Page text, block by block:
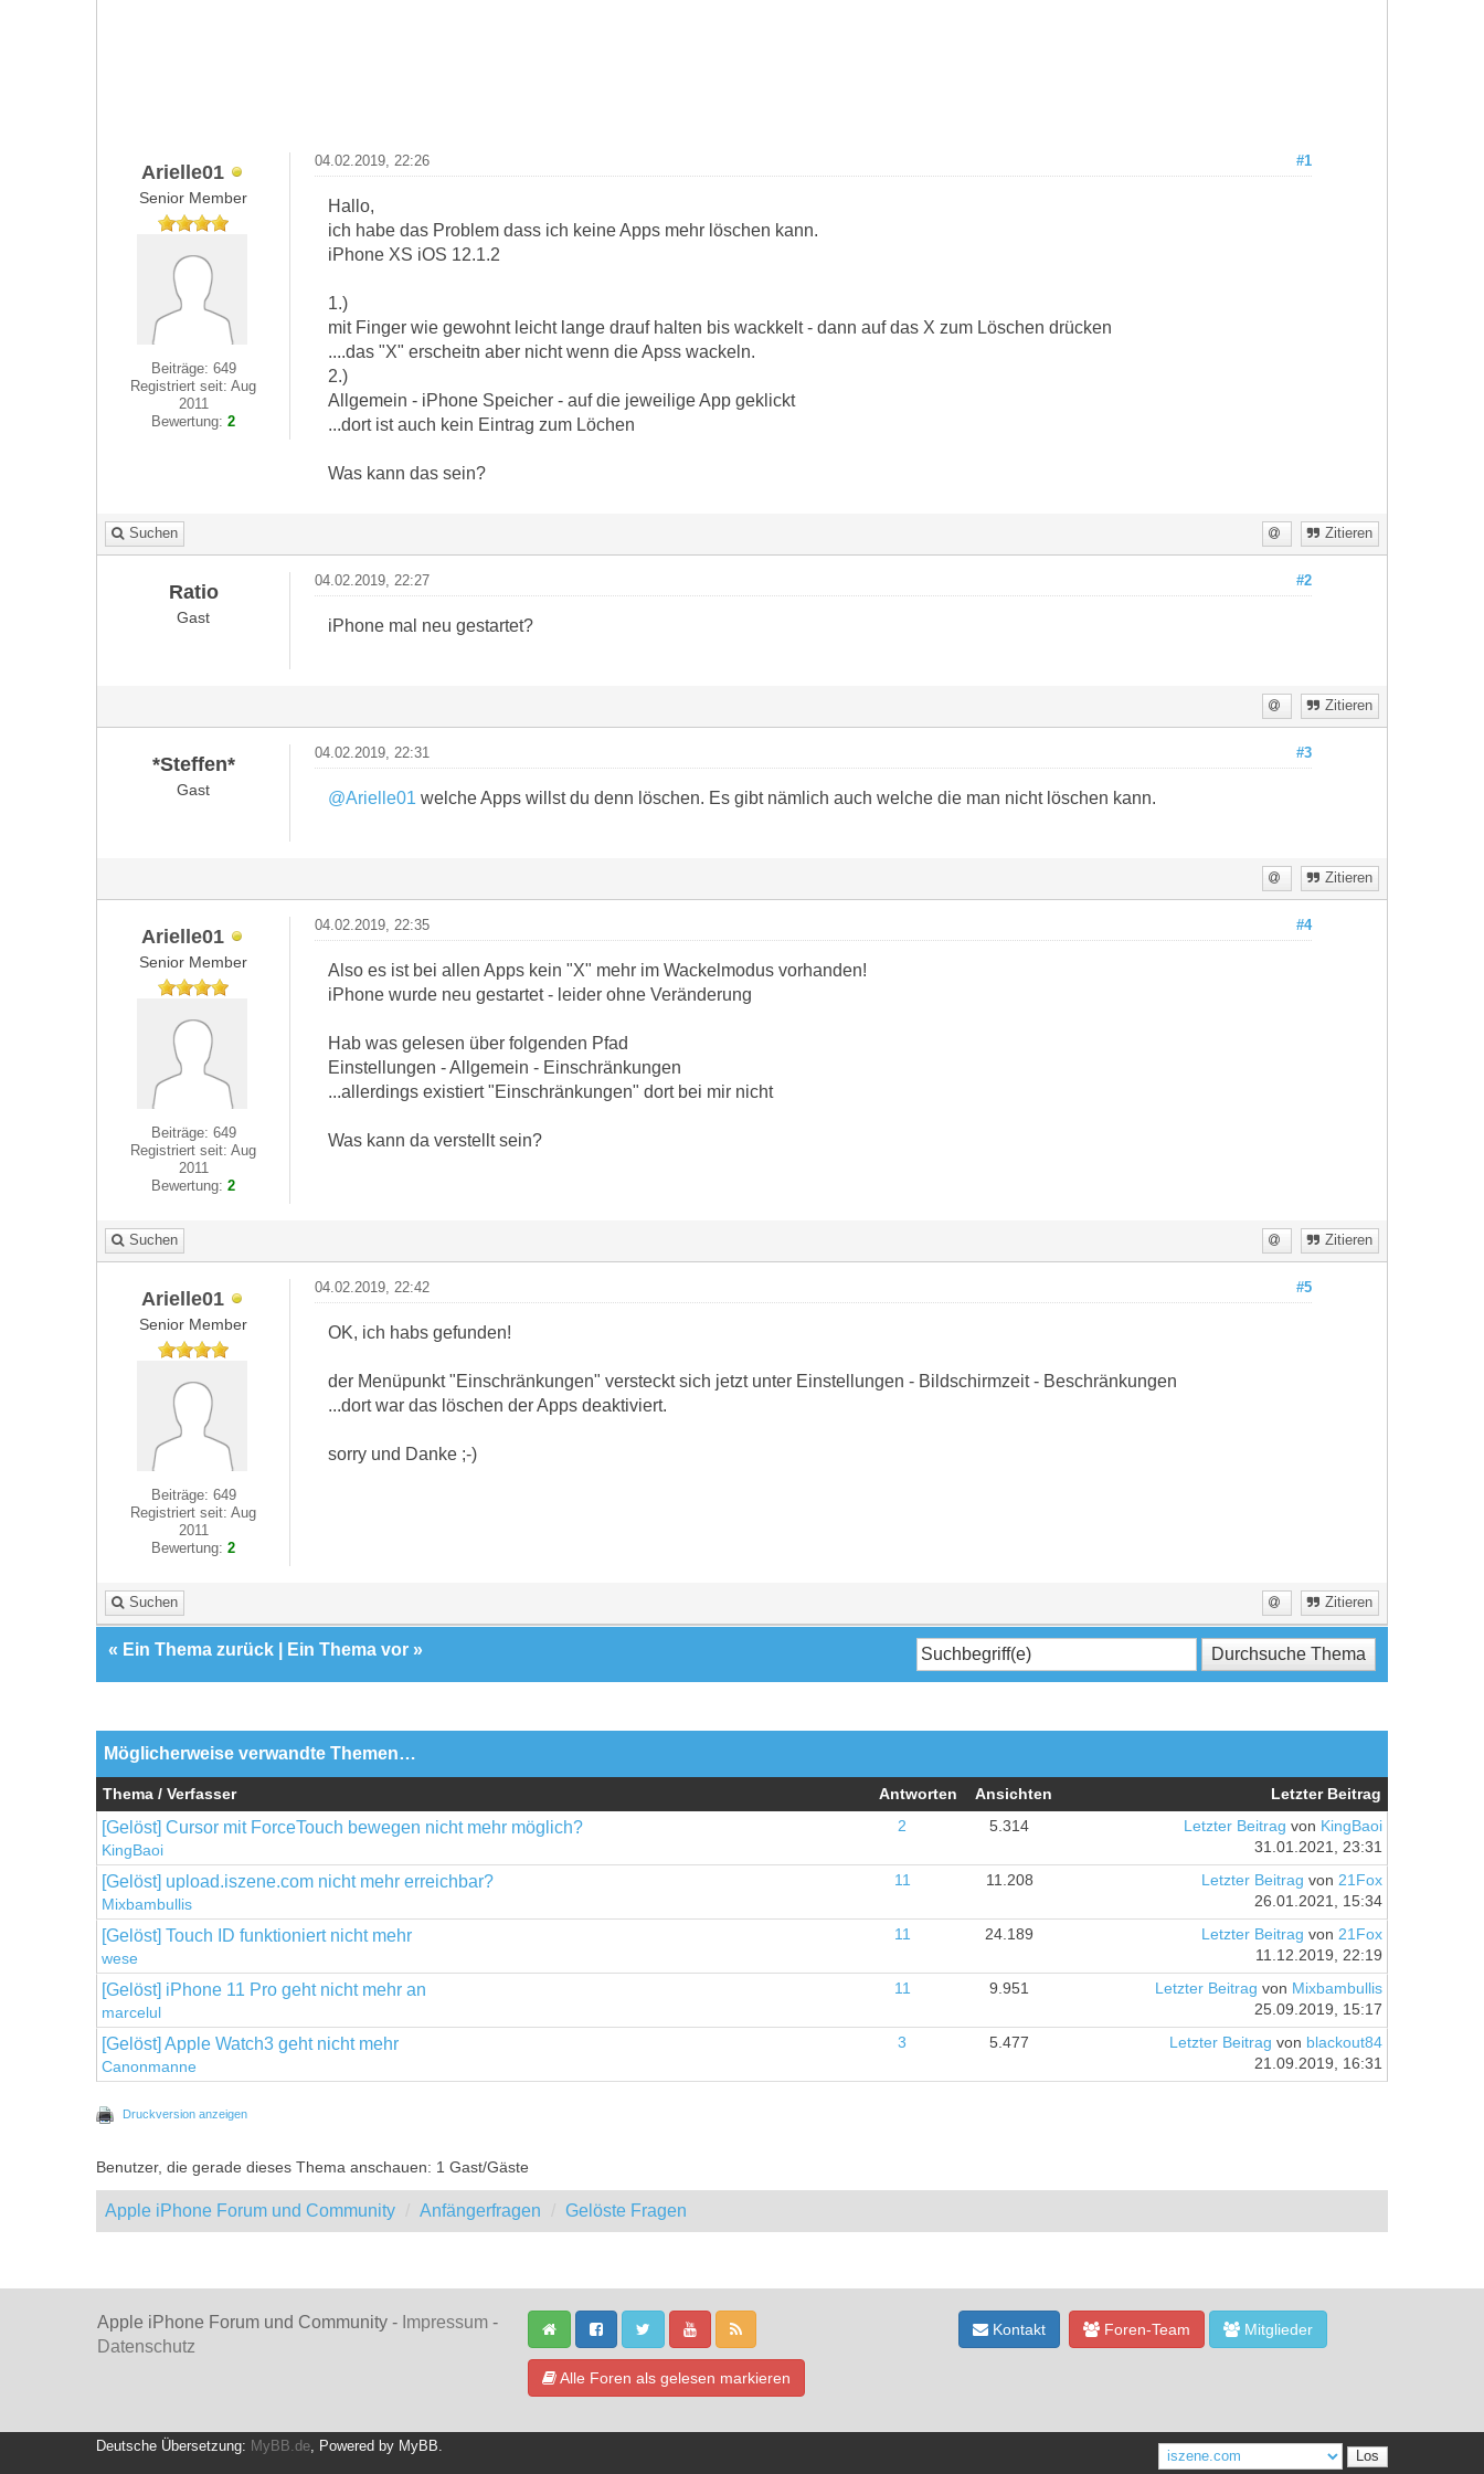
Arielle01
Senior Member
Beiträge: 649
Registriert seit: Aug
2011
Bewertung:2
#1
04.02.2019, 22:26
Hallo,
ich habe das Problem dass ich keine Apps mehr löschen kann.
iPhone XS iOS 12.1.2
1.)
mit Finger wie gewohnt leicht lange drauf halten bis wackkelt - dann auf das X zum Löschen drücken
....das "X" erscheitn aber nicht wenn die Apss wackeln.
2.)
Allgemein - iPhone Speicher - auf die jeweilige App geklickt
...dort ist auch kein Eintrag zum Löchen
Was kann das sein?
Suchen Zitieren
Ratio
Gast
#2
04.02.2019, 22:27
iPhone mal neu gestartet?
Zitieren
*Steffen*
Gast
#3
04.02.2019, 22:31
@Arielle01 welche Apps willst du denn löschen. Es gibt nämlich auch welche die man nicht löschen kann.
Zitieren
Arielle01
Senior Member
Beiträge: 649
Registriert seit: Aug
2011
Bewertung:2
#4
04.02.2019, 22:35
Also es ist bei allen Apps kein "X" mehr im Wackelmodus vorhanden!
iPhone wurde neu gestartet - leider ohne Veränderung
Hab was gelesen über folgenden Pfad
Einstellungen - Allgemein - Einschränkungen
...allerdings existiert "Einschränkungen" dort bei mir nicht
Was kann da verstellt sein?
Suchen Zitieren
Arielle01
Senior Member
Beiträge: 649
Registriert seit: Aug
2011
Bewertung:2
#5
04.02.2019, 22:42
OK, ich habs gefunden!
der Menüpunkt "Einschränkungen" versteckt sich jetzt unter Einstellungen - Bildschirmzeit - Beschränkungen
...dort war das löschen der Apps deaktiviert.
sorry und Danke ;-)
Suchen Zitieren
« Ein Thema zurück Ein Thema vor »
Möglicherweise verwandte Themen…
Thema / Verfasser Antworten Ansichten Letzter Beitrag
[Gelöst] Cursor mit ForceTouch bewegen nicht mehr möglich?
KingBaoi
2 5.314 Letzter Beitrag von KingBaoi
31.01.2021, 23:31
[Gelöst] upload.iszene.com nicht mehr erreichbar?
Mixbambullis
11 11.208 Letzter Beitrag von 21Fox
26.01.2021, 15:34
[Gelöst] Touch ID funktioniert nicht mehr
wese
11 24.189 Letzter Beitrag von 21Fox
11.12.2019, 22:19
[Gelöst] iPhone 11 Pro geht nicht mehr an
marcelul
11 9.951 Letzter Beitrag von Mixbambullis
25.09.2019, 15:17
[Gelöst] Apple Watch3 geht nicht mehr
Canonmanne
3 5.477 Letzter Beitrag von blackout84
21.09.2019, 16:31
Druckversion anzeigen
Benutzer, die gerade dieses Thema anschauen: 1 Gast/Gäste
Apple iPhone Forum und Community Anfängerfragen Gelöste Fragen
Apple iPhone Forum und Community - Impressum -
Datenschutz
Alle Foren als gelesen markieren
Kontakt Foren-Team Mitglieder
Deutsche Übersetzung: MyBB.de , Powered by MyBB